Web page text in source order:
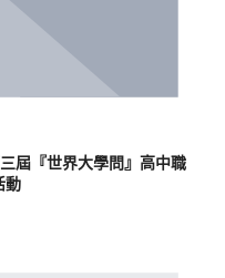
屆『世界大學問』高中職
動